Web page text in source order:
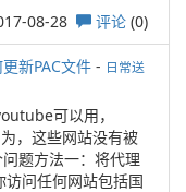
08-28 评论 (0)
新PAC文件 - 日常送
可以用，
，这些网站没有被
题方法一：将代理
问任何网站包括国